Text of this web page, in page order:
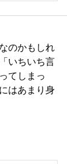
のかもしれ
いちいち言
てしまっ
はあまり身